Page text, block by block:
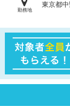
勤務地
東京都